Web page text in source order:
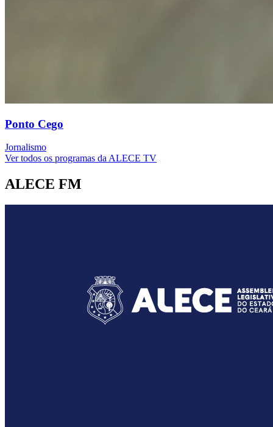
Ponto Cego
Jornalismo
Ver todos os programas da ALECE TV
ALECE FM